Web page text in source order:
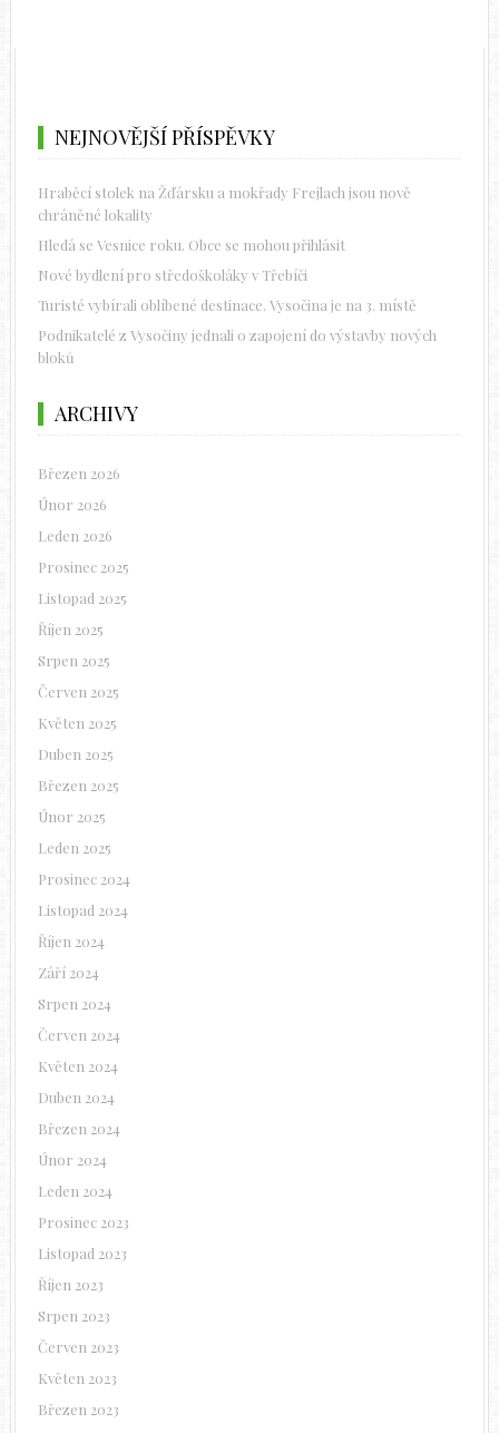
NEJNOVĚJŠÍ PŘÍSPĚVKY
Hraběcí stolek na Žďársku a mokřady Frejlach jsou nově
chráněné lokality
Hledá se Vesnice roku. Obce se mohou přihlásit
Nové bydlení pro středoškoláky v Třebíči
Turisté vybírali oblíbené destinace. Vysočina je na 3. místě
Podnikatelé z Vysočiny jednali o zapojení do výstavby nových
bloků
ARCHIVY
Březen 2026
Únor 2026
Leden 2026
Prosinec 2025
Listopad 2025
Říjen 2025
Srpen 2025
Červen 2025
Květen 2025
Duben 2025
Březen 2025
Únor 2025
Leden 2025
Prosinec 2024
Listopad 2024
Říjen 2024
Září 2024
Srpen 2024
Červen 2024
Květen 2024
Duben 2024
Březen 2024
Únor 2024
Leden 2024
Prosinec 2023
Listopad 2023
Říjen 2023
Srpen 2023
Červen 2023
Květen 2023
Březen 2023